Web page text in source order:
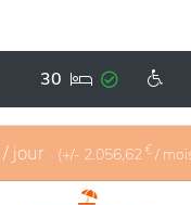
30
/ jour (+/- 2.056,62 € /